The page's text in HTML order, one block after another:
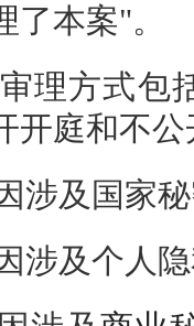
了本案"。
方式包括
开庭和不
及国家秘
及个人隐